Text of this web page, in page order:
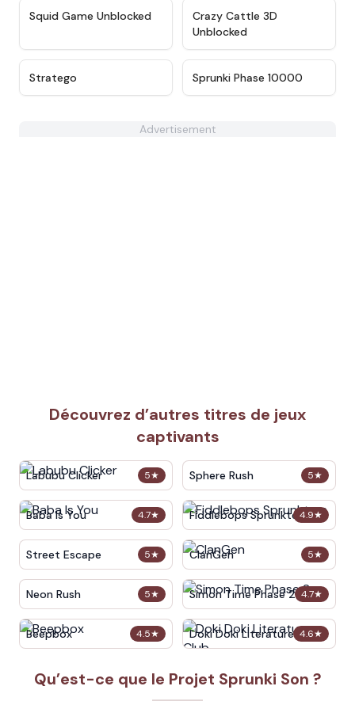
★ 4.6
Squid Game Unblocked
Crazy Cattle 3D
Unblocked
Stratego ★
Sprunki Phase 10000
Advertisement
Découvrez d’autres titres de jeux
captivants
5★
Labubu Clicker 5★
Sphere Rush
4.7★
Baba Is You 4.9★
Fiddlebops Sprunkters
5★
Street Escape 5★
ClanGen
5★
Neon Rush 4.7★
Simon Time Phase 2
4.5★
Beepbox 4.6★
Doki Doki Literature Club
Qu’est-ce que le Projet Sprunki Son ?